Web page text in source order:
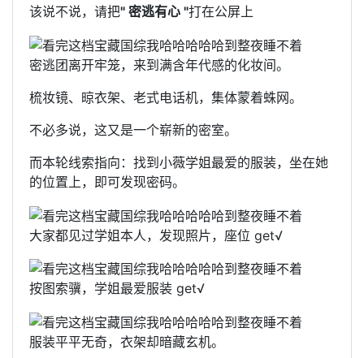
该说不说，请把" 密逃有心 "打在公屏上
密逃团离开牢笼，来到满含年代感的化妆间。
梳妆镜、晾衣架、老式电话机，集体蒙着蛛网。
不必多说，这又是一个崭新的密室。
而本轮线索指向：找到小薇学姐最爱的服装，坐在她
的位置上，即可发现密码。
大家都见过学姐本人，发现照片，座位 get√
按图索骥，学姐最爱服装 get√
服装平平无奇，衣架却暗藏玄机。